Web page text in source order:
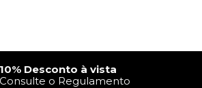
10% Desconto à vista
Consulte o Regulamento